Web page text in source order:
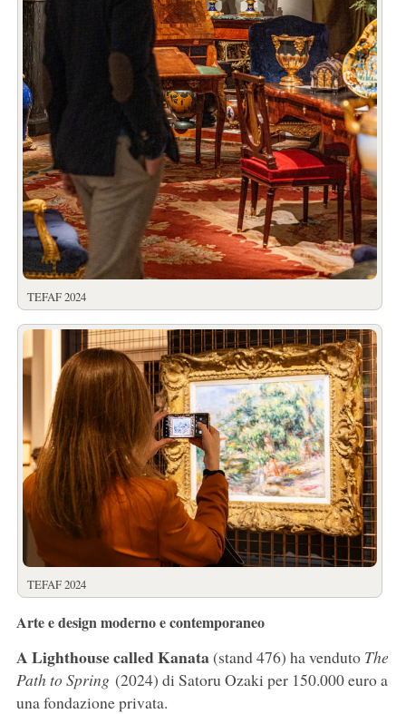
TEFAF 2024
TEFAF 2024
Arte e design moderno e contemporaneo
A Lighthouse called Kanata(stand 476) ha venduto The
Path to Spring(2024) di Satoru Ozaki per 150.000 euro a
una fondazione privata.